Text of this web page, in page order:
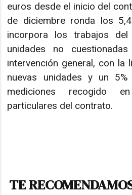
euros desde el inicio del
de diciembre ronda los
incorpora los trabajos
unidades no
intervención general, con la
nuevas unidades y un
mediciones recogido
particulares del contrato.
TE